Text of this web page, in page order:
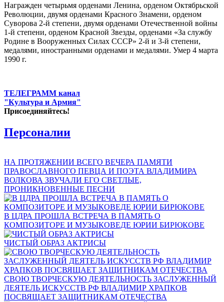
Награжден четырьмя орденами Ленина, орденом Октябрьской
Революции, двумя орденами Красного Знамени, орденом
Суворова 2-й степени, двумя орденами Отечественной войны
1-й степени, орденом Красной Звезды, орденами «За службу
Родине в Вооруженных Силах СССР» 2-й и 3-й степени,
медалями, иностранными орденами и медалями. Умер 4 марта
1990 г.
ТЕЛЕГРАММ канал
"Культура и Армия"
Присоединяйтесь!
Персоналии
НА ПРОТЯЖЕНИИ ВСЕГО ВЕЧЕРА ПАМЯТИ
ПРАВОСЛАВНОГО ПЕВЦА И ПОЭТА ВЛАДИМИРА
ВОЛКОВА ЗВУЧАЛИ ЕГО СВЕТЛЫЕ,
ПРОНИКНОВЕННЫЕ ПЕСНИ
В ЦДРА ПРОШЛА ВСТРЕЧА В ПАМЯТЬ О
КОМПОЗИТОРЕ И МУЗЫКОВЕДЕ ЮРИИ БИРЮКОВЕ
ЧИСТЫЙ ОБРАЗ АКТРИСЫ
СВОЮ ТВОРЧЕСКУЮ ДЕЯТЕЛЬНОСТЬ ЗАСЛУЖЕННЫЙ
ДЕЯТЕЛЬ ИСКУССТВ РФ ВЛАДИМИР ХРАПКОВ
ПОСВЯЩАЕТ ЗАЩИТНИКАМ ОТЕЧЕСТВА